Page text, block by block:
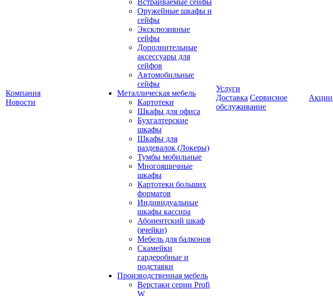
Компания
Новости
Встраиваемые сейфы
Оружейные шкафы и
сейфы
Эксклюзивные
сейфы
Дополнительные
аксессуары для
сейфов
Автомобильные
сейфы
Металлическая мебель
Картотеки
Шкафы для офиса
Бухгалтерские
шкафы
Шкафы для
раздевалок (Локеры)
Тумбы мобильные
Многоящичные
шкафы
Картотеки больших
форматов
Индивидуальные
шкафы кассира
Абонентский шкаф
(ячейки)
Мебель для балконов
Скамейки
гардеробные и
подставки
Производственная мебель
Верстаки серии Profi
W
Услуги
Доставка Сервисное
обслуживание
Акции